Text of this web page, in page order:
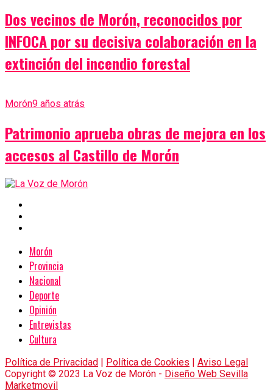
Dos vecinos de Morón, reconocidos por
INFOCA por su decisiva colaboración en la
extinción del incendio forestal
Morón9 años atrás
Patrimonio aprueba obras de mejora en los
accesos al Castillo de Morón
Morón
Provincia
Nacional
Deporte
Opinión
Entrevistas
Cultura
Política de Privacidad | Política de Cookies | Aviso Legal
Copyright © 2023 La Voz de Morón - Diseño Web Sevilla
Marketmovil